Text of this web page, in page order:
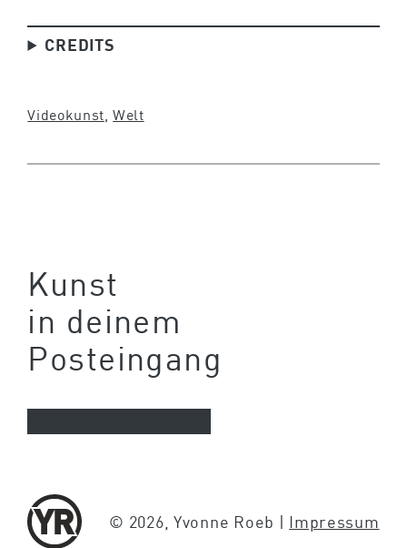
CREDITS
Videokunst , Welt
Kunst
in deinem
Posteingang
© 2026, Yvonne Roeb | Impressum